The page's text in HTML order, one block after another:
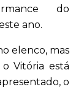
do
ano.
elenco, mas
Vitória está
o